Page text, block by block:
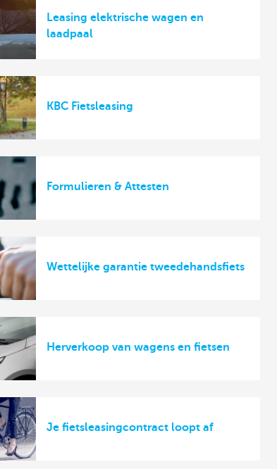
Leasing elektrische wagen en
laadpaal
KBC Fietsleasing
Formulieren & Attesten
Wettelijke garantie tweedehandsfiets
Herverkoop van wagens en fietsen
Je fietsleasingcontract loopt af